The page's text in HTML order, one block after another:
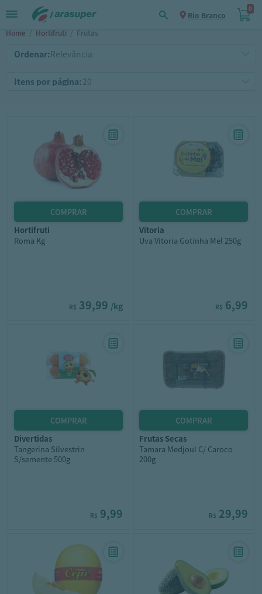
Rio Branco
0
Home / Hortifruti / Frutas
Ordenar:
Itens por página:
hortifruti
Roma Kg
R$ 39,99 /kg
vitoria
Uva Vitoria Gotinha Mel 250g
R$ 6,99
divertidas
Tangerina Silvestrin
S/semente 500g
R$ 9,99
frutas secas
Tamara Medjoul C/ Caroco
200g
R$ 29,99